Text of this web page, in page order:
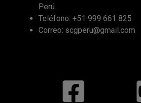
Perú.
Teléfono: +51 999 661 825
Correo: scgperu@gmail.com